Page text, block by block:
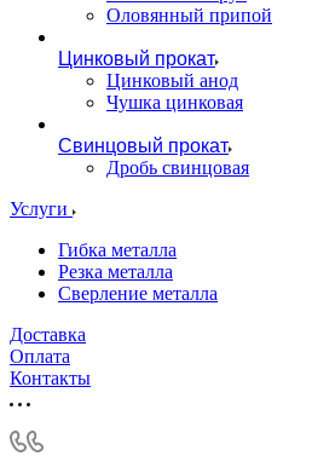
Оловянный припой
Цинковый прокат
Цинковый анод
Чушка цинковая
Свинцовый прокат
Дробь свинцовая
Услуги
Гибка металла
Резка металла
Сверление металла
Доставка
Оплата
Контакты